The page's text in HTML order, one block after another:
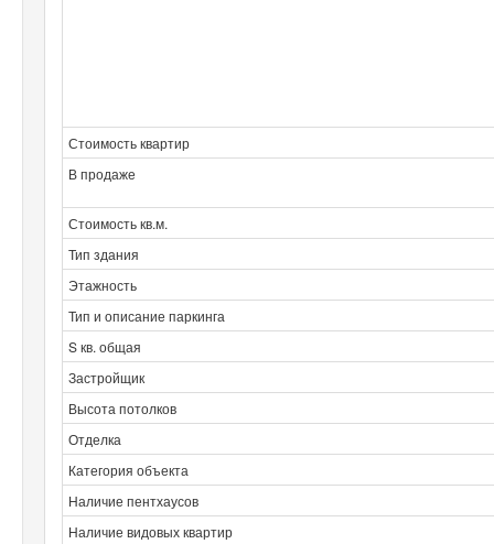
Стоимость квартир
В продаже
Стоимость кв.м.
Тип здания
Этажность
Тип и описание паркинга
S кв. общая
Застройщик
Высота потолков
Отделка
Категория объекта
Наличие пентхаусов
Наличие видовых квартир